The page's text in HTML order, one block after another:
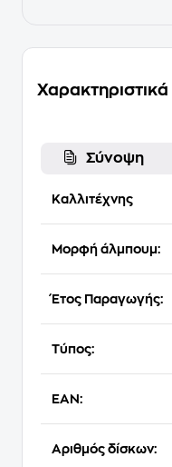
Χαρακτηριστικά
Σύνοψη
Καλλιτέχνης
Μορφή άλμπουμ:
Έτος Παραγωγής:
Τύπος:
EAN:
Αριθμός δίσκων: